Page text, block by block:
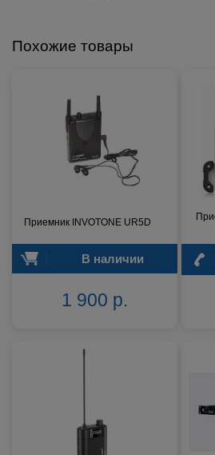
Похожие товары
Приемник INVOTONE UR5D
В наличии
1 900 р.